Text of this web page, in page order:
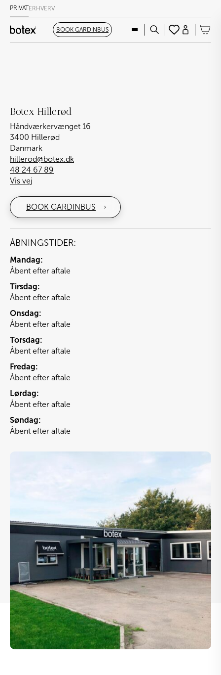
PRIVATERHVERV
BOOK GARDINBUS
Botex Hillerød
Håndværkervænget 16
3400 Hillerød
Danmark
hillerod@botex.dk
48 24 67 89
Vis vej
BOOK GARDINBUS
ÅBNINGSTIDER:
Mandag:
Åbent efter aftale
Tirsdag:
Åbent efter aftale
Onsdag:
Åbent efter aftale
Torsdag:
Åbent efter aftale
Fredag:
Åbent efter aftale
Lørdag:
Åbent efter aftale
Søndag:
Åbent efter aftale